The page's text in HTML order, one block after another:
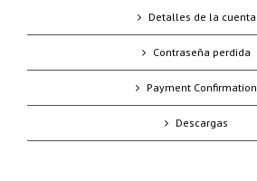
Detalles de la cuenta
Contraseña perdida
Payment Confirmation
Descargas